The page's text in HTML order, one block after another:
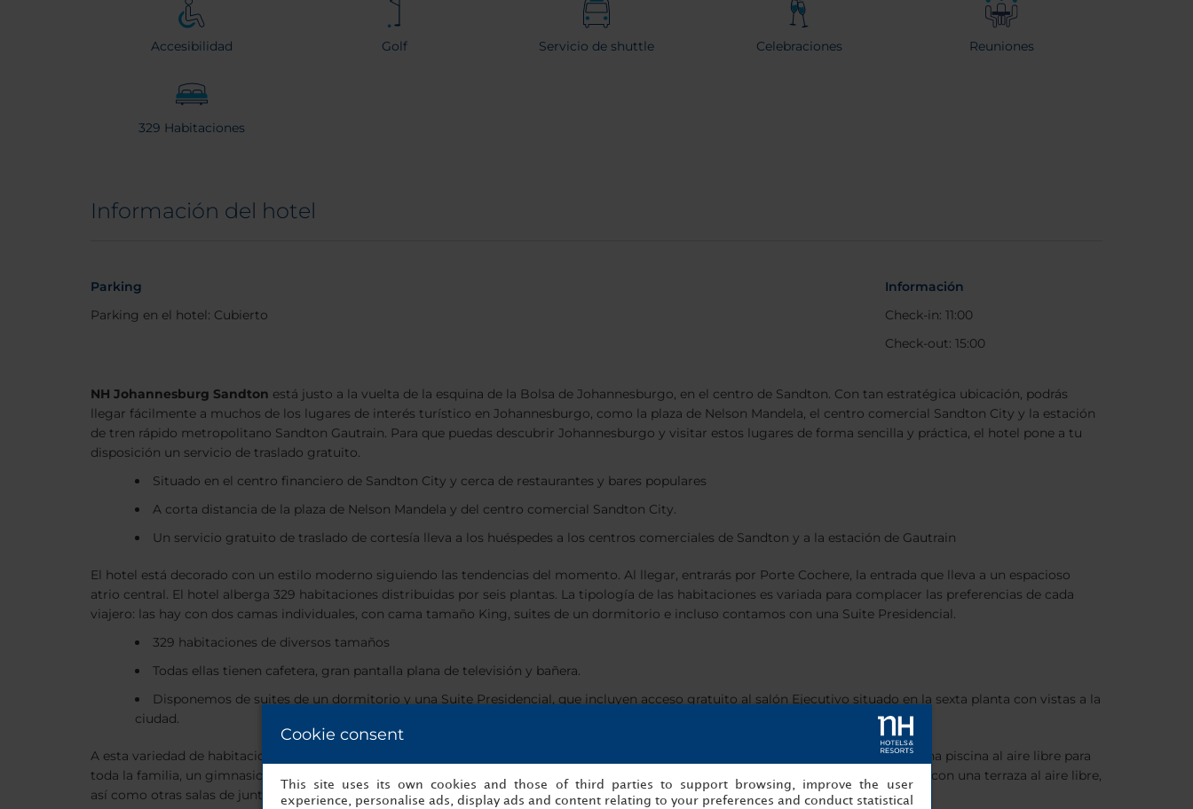
Accesibilidad Golf Servicio de shuttle Celebraciones Reuniones
329 Habitaciones
Información del hotel
Parking
Parking en el hotel: Cubierto
Información
Check-in: 11:00
Check-out: 15:00
NH Johannesburg Sandton está justo a la vuelta de la esquina de la Bolsa de Johannesburgo, en el centro de Sandton. Con tan estratégica ubicación, podrás
llegar fácilmente a muchos de los lugares de interés turístico en Johannesburgo, como la plaza de Nelson Mandela, el centro comercial Sandton City y la estación
de tren rápido metropolitano Sandton Gautrain. Para que puedas descubrir Johannesburgo y visitar estos lugares de forma sencilla y práctica, el hotel pone a tu
disposición un servicio de traslado gratuito.
Situado en el centro financiero de Sandton City y cerca de restaurantes y bares populares
A corta distancia de la plaza de Nelson Mandela y del centro comercial Sandton City.
Un servicio gratuito de traslado de cortesía lleva a los huéspedes a los centros comerciales de Sandton y a la estación de Gautrain
El hotel está decorado con un estilo moderno siguiendo las tendencias del momento. Al llegar, entrarás por Porte Cochere, la entrada que lleva a un espacioso
atrio central. El hotel alberga 329 habitaciones distribuidas por seis plantas. La tipología de las habitaciones es variada para complacer las preferencias de cada
viajero: las hay con dos camas individuales, con cama tamaño King, suites de un dormitorio e incluso contamos con una Suite Presidencial.
329 habitaciones de diversos tamaños
Todas ellas tienen cafetera, gran pantalla plana de televisión y bañera.
Disponemos de suites de un dormitorio y una Suite Presidencial, que incluyen acceso gratuito al salón Ejecutivo situado en la sexta planta con vistas a la
ciudad.
A esta variedad de habitaciones, hay que añadir la excelsa selección de comodidades e instalaciones para los huéspedes, que incluyen una piscina al aire libre para
toda la familia, un gimnasio y una serie de espacios para eventos. Entre los que cabe destacar el impresionante gran salón comunicado con una terraza al aire libre,
así como otras salas de juntas y espacios indicados para celebraciones informales.
Cookie consent
This site uses its own cookies and those of third parties to support browsing, improve the user
experience, personalise ads, display ads and content relating to your preferences and conduct statistical